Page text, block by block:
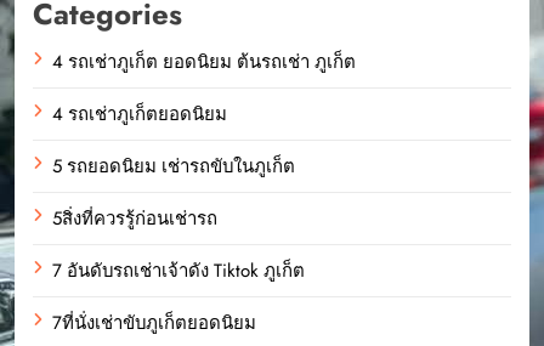
Categories
4 รถเช่าภูเก็ต ยอดนิยม ต้นรถเช่า ภูเก็ต
4 รถเช่าภูเก็ตยอดนิยม
5 รถยอดนิยม เช่ารถขับในภูเก็ต
5สิ่งที่ควรรู้ก่อนเช่ารถ
7 อันดับรถเช่าเจ้าดัง Tiktok ภูเก็ต
7ที่นั่งเช่าขับภูเก็ตยอดนิยม